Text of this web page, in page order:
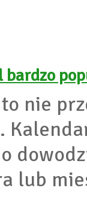
bardzo
nie
lub